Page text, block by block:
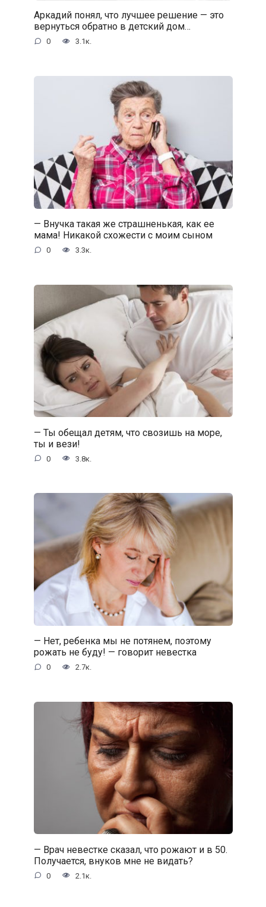
Аркадий понял, что лучшее решение — это
вернуться обратно в детский дом…
0 3.1к.
— Внучка такая же страшненькая, как ее
мама! Никакой схожести с моим сыном
0 3.3к.
— Ты обещал детям, что свозишь на море,
ты и вези!
0 3.8к.
— Нет, ребенка мы не потянем, поэтому
рожать не буду! — говорит невестка
0 2.7к.
— Врач невестке сказал, что рожают и в 50.
Получается, внуков мне не видать?
0 2.1к.